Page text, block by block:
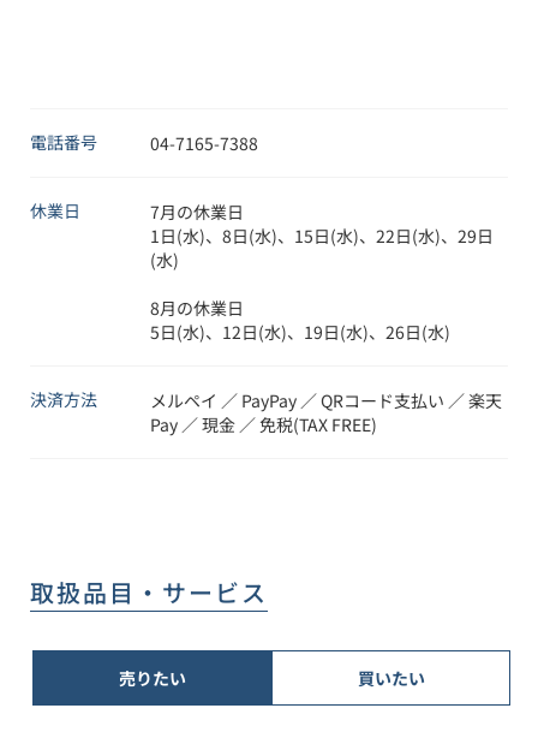
電話番号 04-7165-7388
休業日
7月の休業日
1日(水)、8日(水)、15日(水)、22日(水)、29日
(水)
8月の休業日
5日(水)、12日(水)、19日(水)、26日(水)
決済方法
メルペイ ／ PayPay ／ QRコード支払い ／ 楽天
Pay ／ 現金 ／ 免税(TAX FREE)
取扱品目・サービス
売りたい 買いたい